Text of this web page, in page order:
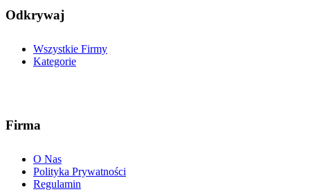
Odkrywaj
Wszystkie Firmy
Kategorie
Firma
O Nas
Polityka Prywatności
Regulamin